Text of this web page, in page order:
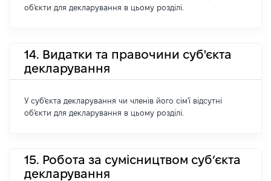
об'єкти для декларування в цьому розділі.
14. Видатки та правочини суб'єкта
декларування
У суб'єкта декларування чи членів його сім'ї відсутні
об'єкти для декларування в цьому розділі.
15. Робота за сумісництвом суб’єкта
декларування